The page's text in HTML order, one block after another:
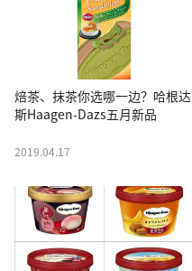
焙茶、抹茶你选哪一边？哈根达
斯Haagen-Dazs五月新品
2019.04.17